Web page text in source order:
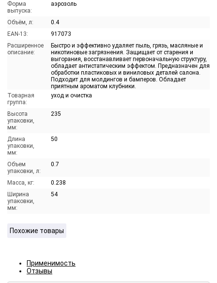
Форма
выпуска:
аэрозоль
Объём, л:
0.4
EAN-13:
917073
Расширенное
описание:
Быстро и эффективно удаляет пыль, грязь, масляные и
никотиновые загрязнения. Защищает от старения и
выгорания, восстанавливает первоначальную структуру,
обладает антистатическим эффектом. Предназначен для
обработки пластиковых и виниловых деталей салона.
Подходит для молдингов и бамперов. Обладает
приятным ароматом клубники.
Товарная
группа:
уход и очистка
Высота
упаковки,
мм:
235
Длина
упаковки,
мм:
50
Объем
упаковки, л:
0.7
Масса, кг:
0.238
Ширина
упаковки,
мм:
54
Похожие товары
Применимость
Отзывы